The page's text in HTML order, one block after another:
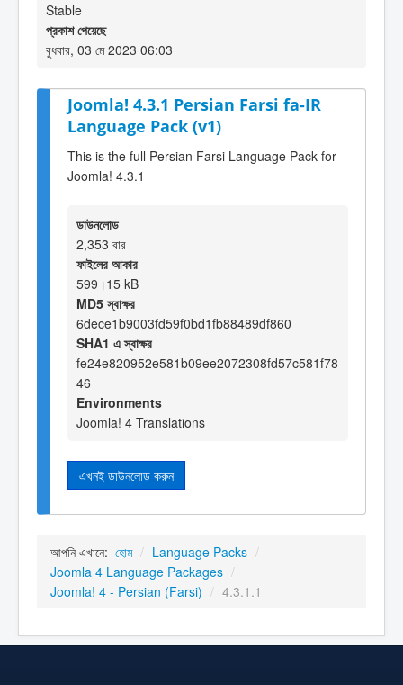
Stable
প্রকাশ পেয়েছে
বুধবার, 03 মে 2023 06:03
Joomla! 4.3.1 Persian Farsi fa-IR
Language Pack (v1)
This is the full Persian Farsi Language Pack for
Joomla! 4.3.1
ডাউনলোড
2,353 বার
ফাইলের আকার
599।15 kB
MD5 স্বাক্ষর
6dece1b9003fd59f0bd1fb88489df860
SHA1 এ স্বাক্ষর
fe24e820952e581b09ee2072308fd57c581f78
46
Environments
Joomla! 4 Translations
এখনই ডাউনলোড করুন
আপনি এখানে: হোম / Language Packs /
Joomla 4 Language Packages /
Joomla! 4 - Persian (Farsi) / 4.3.1.1